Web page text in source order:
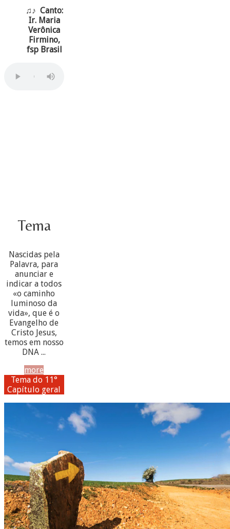
♫♪ Canto:
Ir. Maria
Verônica
Firmino,
fsp Brasil
Tema
Nascidas pela
Palavra, para
anunciar e
indicar a todos
«o caminho
luminoso da
vida», que é o
Evangelho de
Cristo Jesus,
temos em nosso
DNA ...
more
Tema do 11°
Capítulo geral